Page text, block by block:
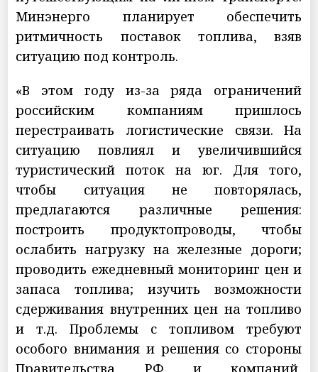
Минэнерго планирует обеспечить
ритмичность поставок топлива, взяв
ситуацию под контроль.
«В этом году из-за ряда ограничений
российским компаниям пришлось
перестраивать логистические связи. На
ситуацию повлиял и увеличившийся
туристический поток на юг. Для того,
чтобы ситуация не повторялась,
предлагаются различные решения:
построить продуктопроводы, чтобы
ослабить нагрузку на железные дороги;
проводить ежедневный мониторинг цен и
запаса топлива; изучить возможности
сдерживания внутренних цен на топливо
и т.д. Проблемы с топливом требуют
особого внимания и решения со стороны
Правительства РФ и компаний,